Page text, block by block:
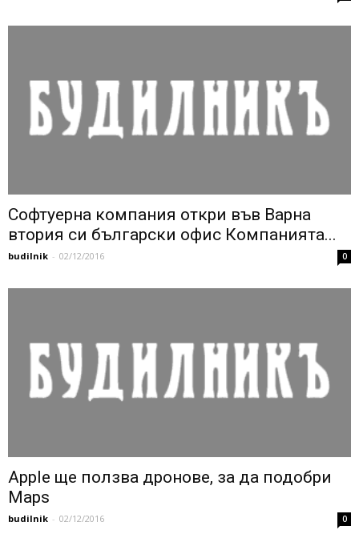
Софтуерна компания откри във Варна
втория си български офис Компанията...
budilnik - 02/12/2016 0
Apple ще ползва дронове, за да подобри
Maps
budilnik - 02/12/2016 0